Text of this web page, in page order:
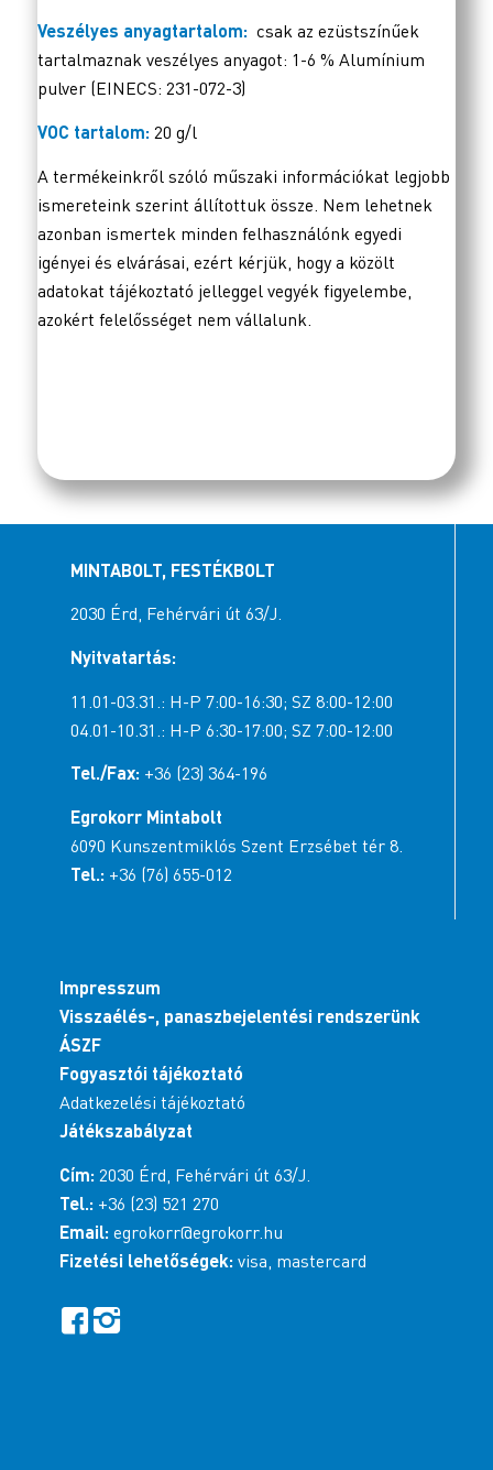
Veszélyes anyagtartalom: csak az ezüstszínűek
tartalmaznak veszélyes anyagot: 1-6 % Alumínium
pulver (EINECS: 231-072-3)
VOC tartalom: 20 g/l
A termékeinkről szóló műszaki információkat legjobb
ismereteink szerint állítottuk össze. Nem lehetnek
azonban ismertek minden felhasználónk egyedi
igényei és elvárásai, ezért kérjük, hogy a közölt
adatokat tájékoztató jelleggel vegyék figyelembe,
azokért felelősséget nem vállalunk.
MINTABOLT, FESTÉKBOLT
2030 Érd, Fehérvári út 63/J.
Nyitvatartás:
11.01-03.31.: H-P 7:00-16:30; SZ 8:00-12:00
04.01-10.31.: H-P 6:30-17:00; SZ 7:00-12:00
Tel./Fax: +36 (23) 364-196
Egrokorr Mintabolt
6090 Kunszentmiklós Szent Erzsébet tér 8.
Tel.: +36 (76) 655-012
Impresszum
Visszaélés-, panaszbejelentési rendszerünk
ÁSZF
Fogyasztói tájékoztató
Adatkezelési tájékoztató
Játékszabályzat
Cím: 2030 Érd, Fehérvári út 63/J.
Tel.: +36 (23) 521 270
Email: egrokorr@egrokorr.hu
Fizetési lehetőségek: visa, mastercard